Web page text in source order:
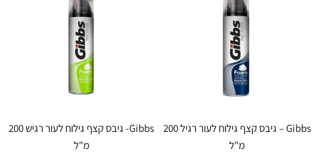
Gibbs – גיבס קצף גילוח לעור רגיל 200
מ"ל
Gibbs- גיבס קצף גילוח לעור רגיש 200
מ"ל